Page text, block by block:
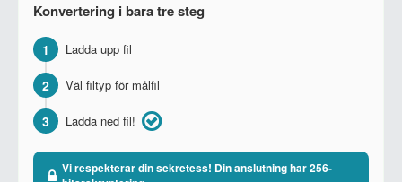
Konvertering i bara tre steg
1 Ladda upp fil
2 Väl filtyp för målfil
3 Ladda ned fil!
Vi respekterar din sekretess! Din anslutning har 256-